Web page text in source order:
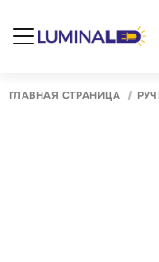
ГЛАВНАЯ СТРАНИЦА